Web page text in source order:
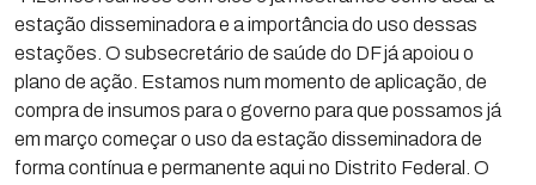
estação disseminadora e a importância do uso dessas
estações. O subsecretário de saúde do DF já apoiou o
plano de ação. Estamos num momento de aplicação, de
compra de insumos para o governo para que possamos já
em março começar o uso da estação disseminadora de
forma contínua e permanente aqui no Distrito Federal. O